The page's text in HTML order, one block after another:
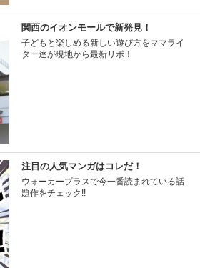
関西のイオンモールで新発見！
子どもと楽しめる新しい遊び方をママライ
ター達が現地から最新リポ！
注目の人気マンガはコレだ！
ウォーカープラスで今一番読まれている話
題作をチェック!!